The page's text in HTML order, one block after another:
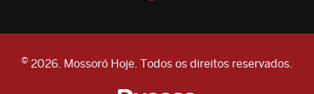
© 2026. Mossoró Hoje. Todos os direitos reservados.